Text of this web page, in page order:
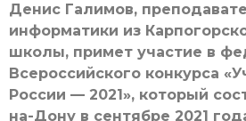
Денис Галимов,
информатики из
школы, примет участие в
Всероссийского конкурса
России — 2021», который
на-Дону в сентябре 2021